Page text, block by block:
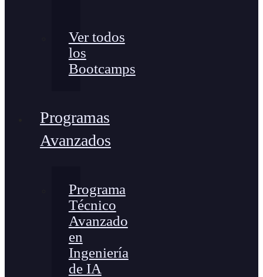
Ver todos
los
Bootcamps
Programas
Avanzados
Programa
Técnico
Avanzado
en
Ingeniería
de IA